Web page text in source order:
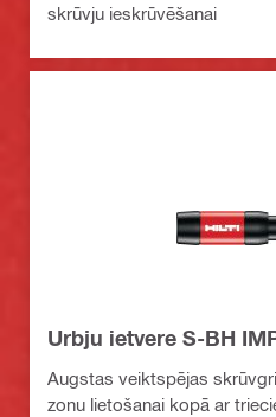
skrūvju ieskrūvēšanai
Urbju ietvere S-BH
Augstas veiktspējas
zonu lietošanai kopā ar